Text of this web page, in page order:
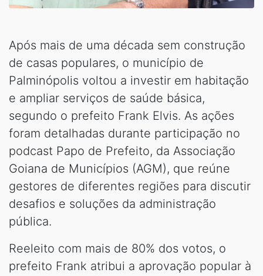
Após mais de uma década sem construção
de casas populares, o município de
Palminópolis voltou a investir em habitação
e ampliar serviços de saúde básica,
segundo o prefeito Frank Elvis. As ações
foram detalhadas durante participação no
podcast Papo de Prefeito, da Associação
Goiana de Municípios (AGM), que reúne
gestores de diferentes regiões para discutir
desafios e soluções da administração
pública.
Reeleito com mais de 80% dos votos, o
prefeito Frank atribui a aprovação popular à